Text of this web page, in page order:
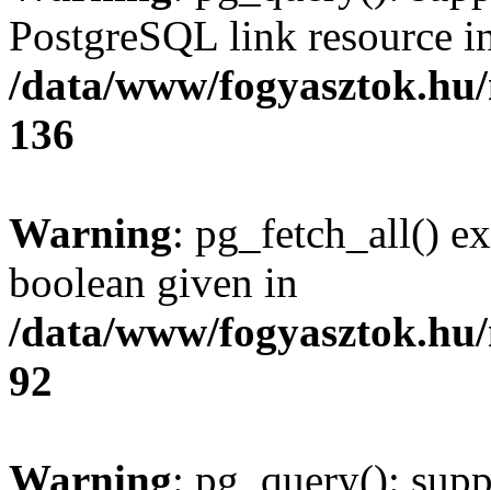
PostgreSQL link resource
/data/www/
136
Warning: pg_fetch_all()
boolean given in
/data/www/
92
Warning: pg_query():